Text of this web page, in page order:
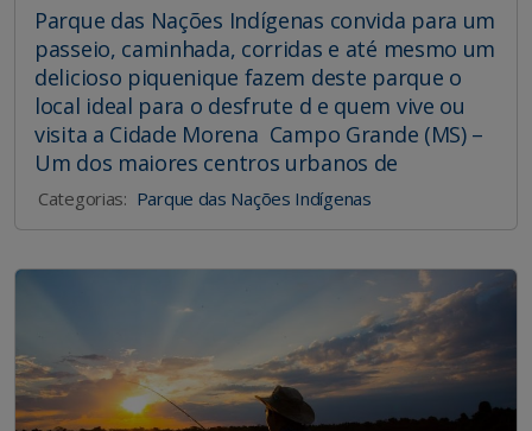
Parque das Nações Indígenas convida para um
passeio, caminhada, corridas e até mesmo um
delicioso piquenique fazem deste parque o
local ideal para o desfrute d e quem vive ou
visita a Cidade Morena Campo Grande (MS) –
Um dos maiores centros urbanos de
Categorias: Parque das Nações Indígenas